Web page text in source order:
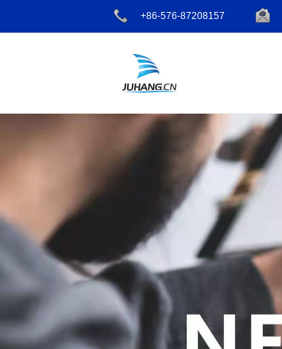
+86-576-87208157